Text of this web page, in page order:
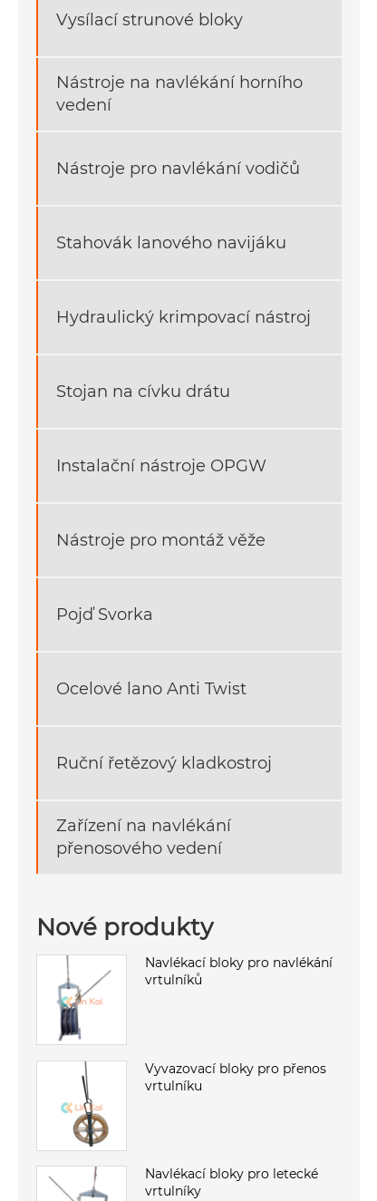
Vysílací strunové bloky
Nástroje na navlékání horního
vedení
Nástroje pro navlékání vodičů
Stahovák lanového navijáku
Hydraulický krimpovací nástroj
Stojan na cívku drátu
Instalační nástroje OPGW
Nástroje pro montáž věže
Pojď Svorka
Ocelové lano Anti Twist
Ruční řetězový kladkostroj
Zařízení na navlékání
přenosového vedení
Nové produkty
Navlékací bloky pro navlékání
vrtulníků
Vyvazovací bloky pro přenos
vrtulníku
Navlékací bloky pro letecké
vrtulníky